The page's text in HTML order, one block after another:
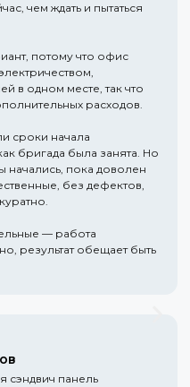
чем ждать и пытаться
потому что офис
в одном месте, так что
расходов.
сроки начала
бригада была занята. Но
пока доволен
без дефектов,
— работа
результат обещает быть
сэндвич панель